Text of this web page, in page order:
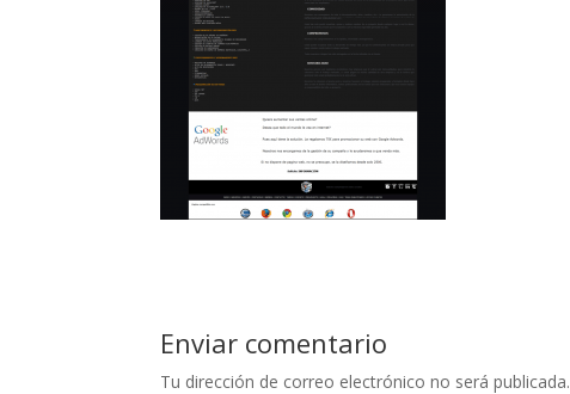
Enviar comentario
Tu dirección de correo electrónico no será publicada.